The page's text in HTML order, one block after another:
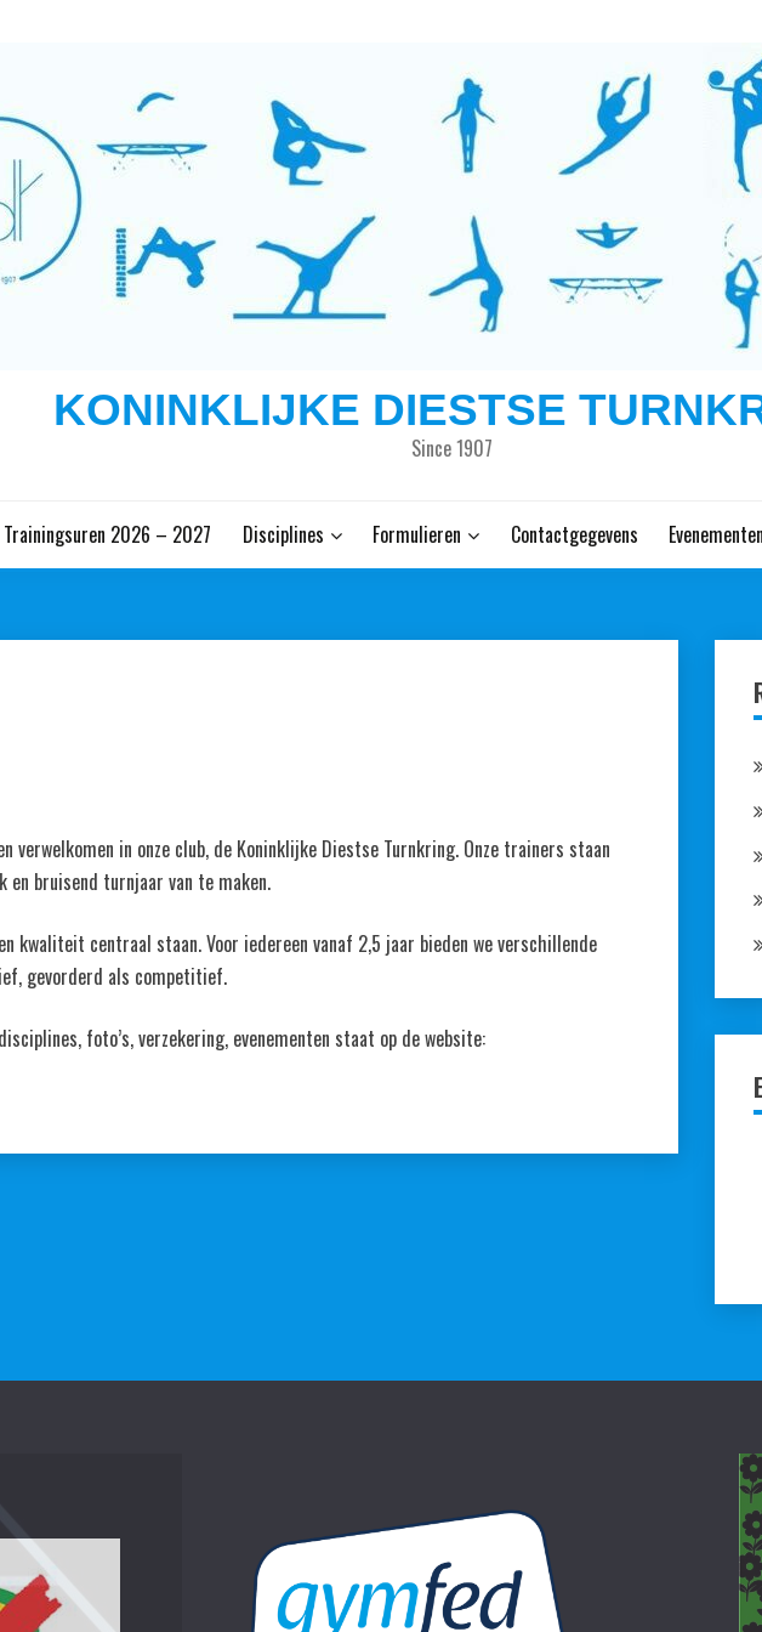
KONINKLIJKE DIESTSE
Since 1907
Trainingsuren 2026 – 2027 Disciplines Formulieren Contactgegevens Evenementen
verwelkomen in onze club, de Koninklijke Diestse Turnkring. Onze trainers staan
bruisend turnjaar van te maken.
kwaliteit centraal staan. Voor iedereen vanaf 2,5 jaar bieden we verschillende
gevorderd als competitief.
foto’s, verzekering, evenementen staat op de website: